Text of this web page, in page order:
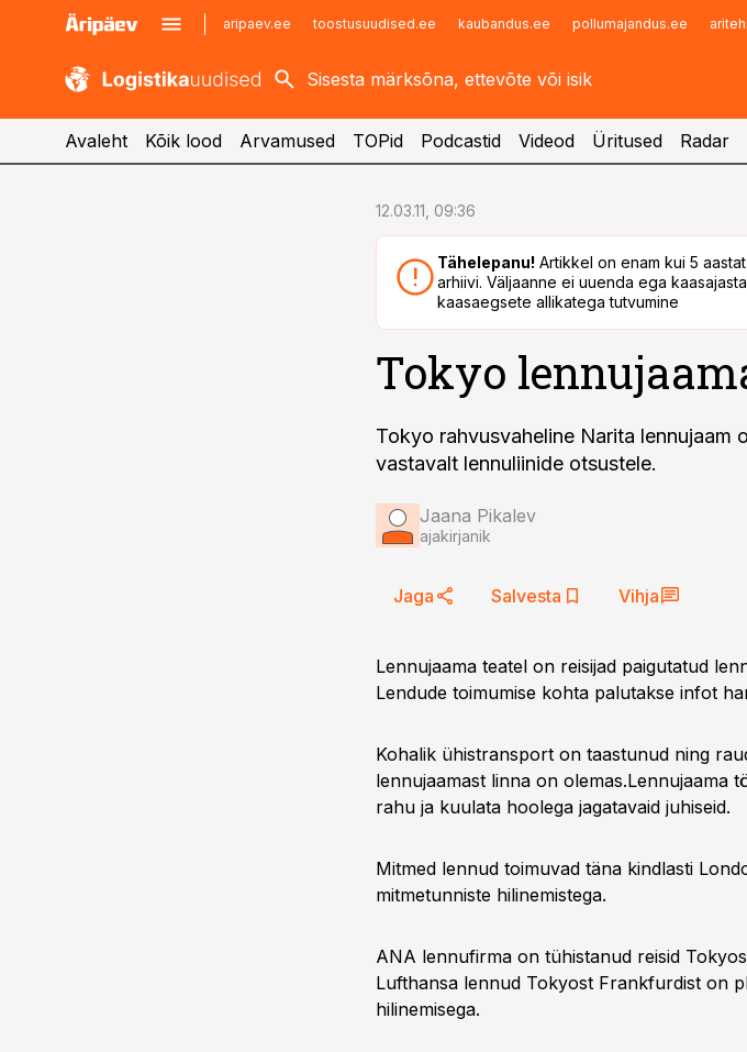
aripaev.ee toostusuudised.ee kaubandus.ee pollumajandus.ee
kaubandus.ee
kinnisvarauudised.ee
imelineajalugu.ee
Infopank
Avaleht Kõik lood Arvamused TOPid Podcastid Videod Üritused Radar
12.03.11, 09:36
Tähelepanu! Artikkel on enam kui 5
arhiivi. Väljaanne ei uuenda ega
kaasaegsete allikatega tutvumine
Tokyo
Tokyo rahvusvaheline Narita lennujaam
vastavalt lennuliinide otsustele.
Jaana Pikalev
ajakirjanik
Jaga Salvesta Vihja
Lennujaama teatel on reisijad paigutatud
Lendude toimumise kohta palutakse infot
Kohalik ühistransport on taastunud ning
lennujaamast linna on olemas.Lennujaama
rahu ja kuulata hoolega jagatavaid juhiseid.
Mitmed lennud toimuvad täna kindlasti
mitmetunniste hilinemistega.
ANA lennufirma on tühistanud reisid
Lufthansa lennud Tokyost Frankfurdist on
hilinemisega.